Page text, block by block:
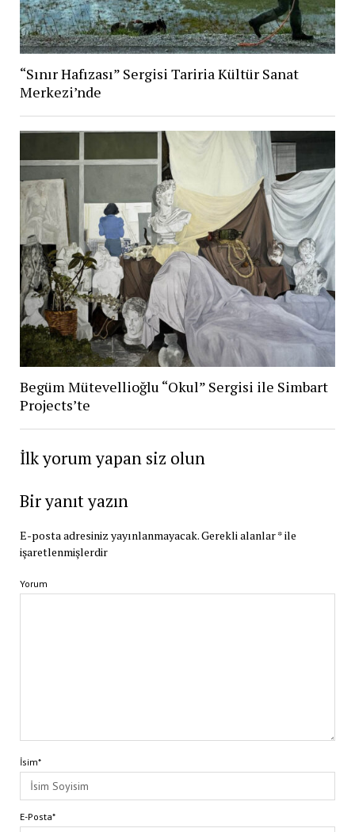
“Sınır Hafızası” Sergisi Tariria Kültür Sanat
Merkezi’nde
Begüm Mütevellioğlu “Okul” Sergisi ile Simbart
Projects’te
İlk yorum yapan siz olun
Bir yanıt yazın
E-posta adresiniz yayınlanmayacak.Gerekli alanlar*ile
işaretlenmişlerdir
Yorum
İsim*
E-Posta*